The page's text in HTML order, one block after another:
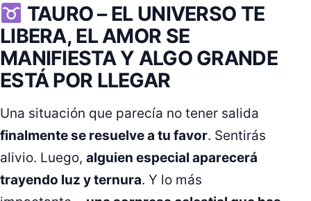
TAURO –EL UNIVERSO TE
LIBERA, EL AMOR SE
MANIFIESTA Y ALGO GRANDE
ESTÁ POR LLEGAR
Una situación que parecía no tener salida
finalmente se resuelve a tu favor. Sentirás
alivio. Luego, alguien especial aparecerá
trayendo luz y ternura. Y lo más